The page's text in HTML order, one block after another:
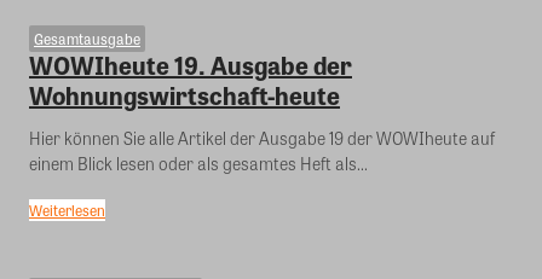
Gesamtausgabe
WOWIheute 19. Ausgabe der
Wohnungswirtschaft-heute
Hier können Sie alle Artikel der Ausgabe 19 der WOWIheute auf
einem Blick lesen oder als gesamtes Heft als...
Weiterlesen